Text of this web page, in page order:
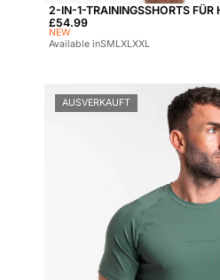
2-IN-1-TRAININGSSHORTS FÜR
Preis:
£54.99
NEW
Available inSMLXLXXL
AUSVERKAUFT